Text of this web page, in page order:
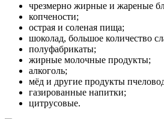
чрезмерно жирные и жареные
копчености;
острая и соленая пища;
шоколад, большое количество
полуфабрикаты;
жирные молочные продукты;
алкоголь;
мёд и другие продукты
газированные напитки;
цитрусовые.